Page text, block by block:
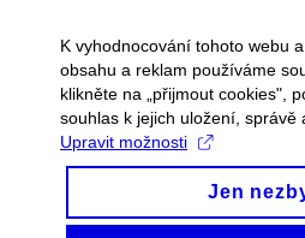
K vyhodnocování tohoto webu
obsahu a reklam používáme
klikněte na „přijmout cookies",
souhlas k jejich uložení, správě
Upravit možnosti
Jen